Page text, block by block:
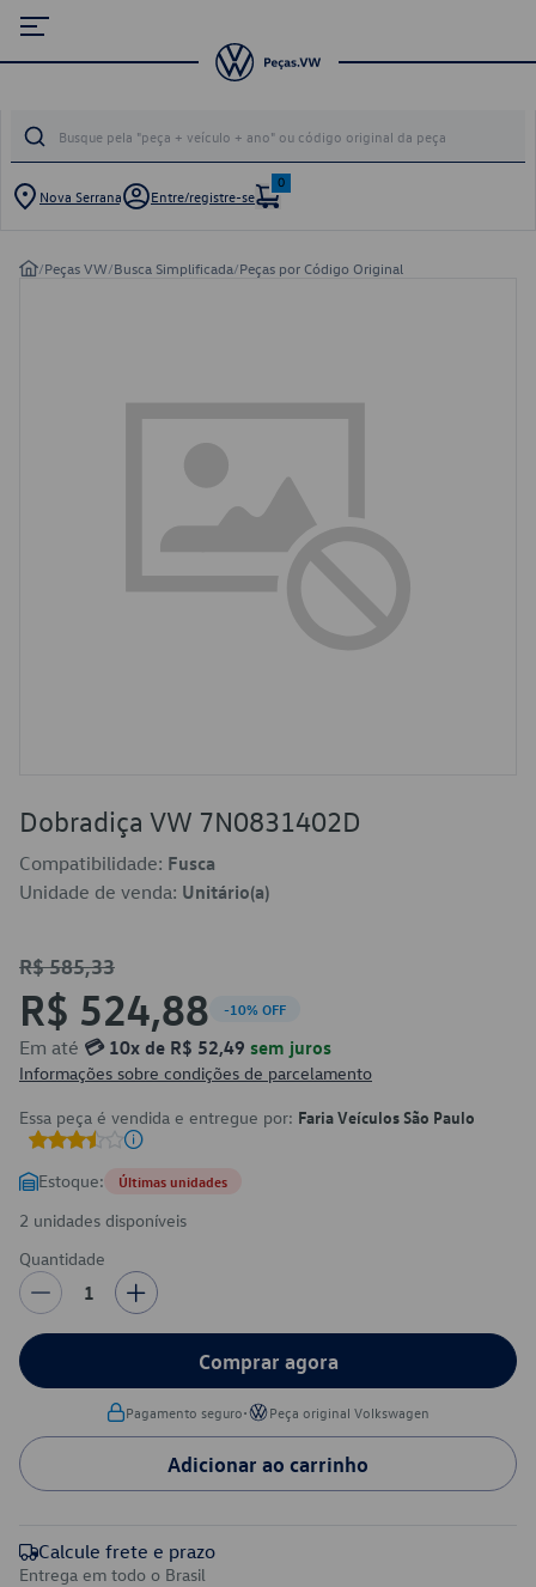
Nova Serrana Entre/registre-se
0
/Peças VW/Busca Simplificada/Peças por Código Original
Dobradiça VW 7N0831402D
Compatibilidade: Fusca
Unidade de venda: Unitário(a)
R$ 585,33
R$ 524,88 -10% OFF
Em até 💳 10x de R$ 52,49 sem juros
Informações sobre condições de parcelamento
Essa peça é vendida e entregue por: Faria Veículos São Paulo
Estoque: Últimas unidades
2 unidades disponíveis
Quantidade
1
Comprar agora
Pagamento seguro• Peça original Volkswagen
Adicionar ao carrinho
Calcule frete e prazo
Entrega em todo o Brasil